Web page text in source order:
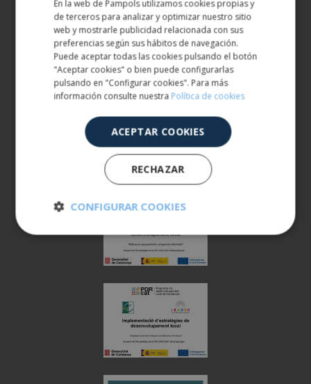
900 401 777
973 190 161
SPANISH
ENGLISH
En la web de Pampols utilizamos cookies propias y
de terceros para analizar y optimizar nuestro sitio
web y mostrarle publicidad relacionada con sus
preferencias según sus hábitos de navegación.
Puede aceptar todas las cookies pulsando el botón
"Aceptar cookies" o bien puede configurarlas
pulsando en "Configurar cookies". Para más
información consulte nuestra Política de cookies
ACEPTAR COOKIES
RECHAZAR
CONFIGURAR COOKIES
Cookies
estrictamente
necesarias
Cookies de
rendimiento
Cookies de
preferencias
Cookies de
funcionalidad
Cookies no clasificadas